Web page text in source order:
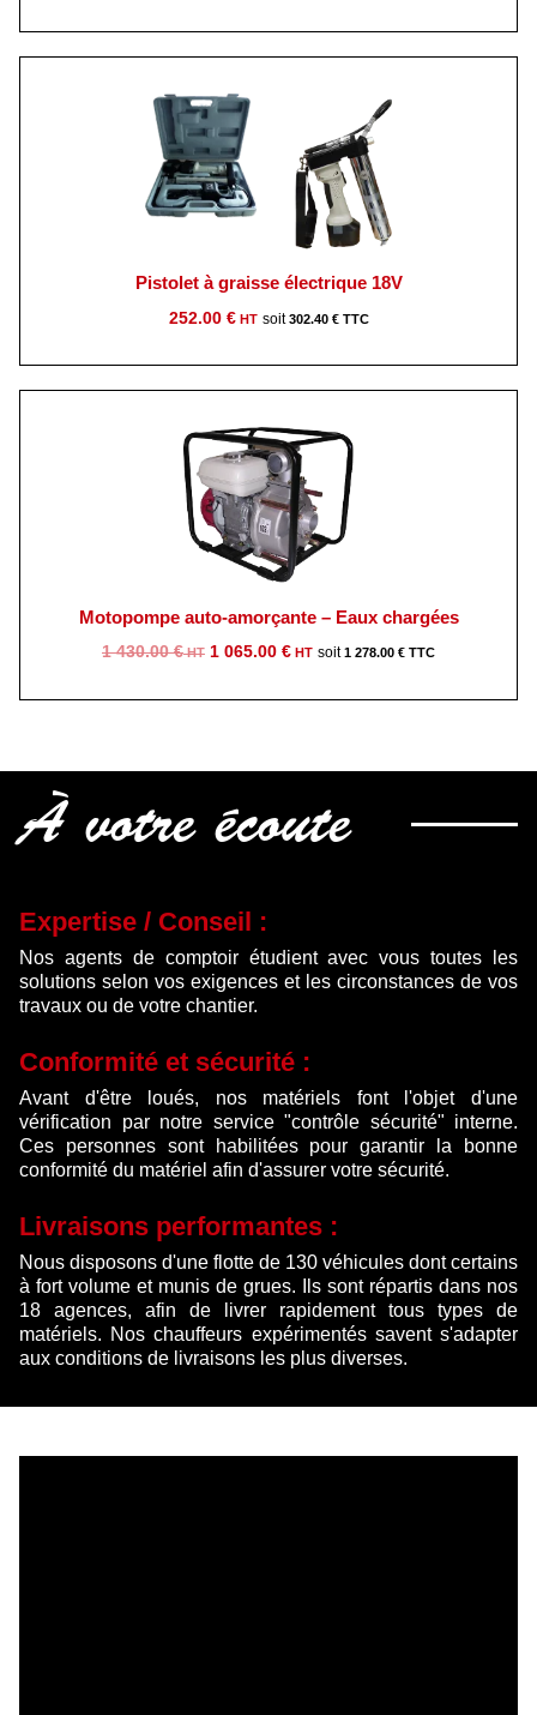
Pistolet à graisse électrique 18V
252.00 € 302.40 €
Motopompe auto-amorçante – Eaux chargées
1 430.00€
Le
1 065.00 €
Le
1 278.00 €
À votre écoute
Expertise / Conseil :
Nos agents de comptoir étudient avec vous toutes les
solutions selon vos exigences et les circonstances de vos
travaux ou de votre chantier.
Conformité et sécurité :
Avant d'être loués, nos matériels font l'objet d'une
vérification par notre service "contrôle sécurité" interne.
Ces personnes sont habilitées pour garantir la bonne
conformité du matériel afin d'assurer votre sécurité.
Livraisons performantes :
Nous disposons d'une flotte de 130 véhicules dont certains
à fort volume et munis de grues. Ils sont répartis dans nos
18 agences, afin de livrer rapidement tous types de
matériels. Nos chauffeurs expérimentés savent s'adapter
aux conditions de livraisons les plus diverses.